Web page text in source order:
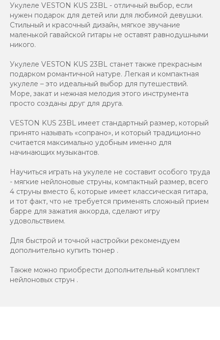
Укулеле VESTON KUS 23BL - отличный выбор, если
нужен подарок для детей или для любимой девушки.
Стильный и красочный дизайн, мягкое звучание
маленькой гавайской гитары не оставят равнодушными
никого.
Укулеле VESTON KUS 23BL станет также прекрасным
подарком романтичной натуре. Легкая и компактная
укулеле – это идеальный выбор для путешествий.
Море, закат и нежная мелодия этого инструмента
просто созданы друг для друга.
VESTON KUS 23BL имеет стандартный размер, который
принято называть «сопрано», и который традиционно
считается максимально удобным именно для
начинающих музыкантов.
Научиться играть на укулеле не составит особого труда
- мягкие нейлоновые струны, компактный размер, всего
4 струны вместо 6, которые имеет классическая гитара,
и тот факт, что не требуется применять сложный прием
барре для зажатия аккорда, сделают игру
удовольствием.
Для быстрой и точной настройки рекомендуем
дополнительно купить тюнер .
Также можно приобрести дополнительный комплект
нейлоновых струн .